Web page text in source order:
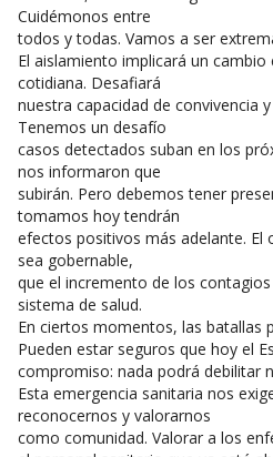
Cuidémonos entre
todos y todas. Vamos a ser
El aislamiento implicará un
cotidiana. Desafiará
nuestra capacidad de convivencia
Tenemos un desafío
casos detectados suban en los
nos informaron que
subirán. Pero debemos tener
tomamos hoy tendrán
efectos positivos más adelante. El
sea gobernable,
que el incremento de los
sistema de salud.
En ciertos momentos, las batallas
Pueden estar seguros que hoy el
compromiso: nada podrá debilitar
Esta emergencia sanitaria nos
reconocernos y valorarnos
como comunidad. Valorar a los